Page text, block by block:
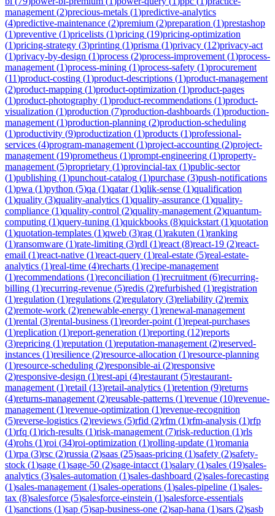
management (2)precious-metals (1)predictive-analytics
(4)predictive-maintenance (2)premium (2)preparation (1)prestashop
(1)preventive (1)pricelists (1)pricing (19)pricing-optimization
(1)pricing-strategy (3)printing (1)prisma (1)privacy (12)privacy-act
(1)privacy-by-design (1)process (2)process-improvement (1)process-
management (1)process-mining (1)process-safety (1)procurement
(11)product-costing (1)product-descriptions (1)product-management
(2)product-mapping (1)product-optimization (1)product-pages
(1)product-photography (1)product-recommendations (1)product-
visualization (1)production (7)production-dashboards (1)production-
management (1)production-planning (2)production-scheduling
(1)productivity (9)productization (1)products (1)professional-
services (4)program-management (1)project-accounting (2)project-
management (19)prometheus (1)prompt-engineering (1)property-
management (5)proprietary (1)provincial-tax (1)public-sector
(1)publishing (1)punchout-catalog (1)purchase (3)push-notifications
(1)pwa (1)python (5)qa (1)qatar(1)qlik-sense (1)qualification
(1)quality (3)quality-analytics (1)quality-assurance (1)quality-
compliance (1)quality-control (2)quality-management (2)quantum-
computing (1)query-tuning (1)quickbooks (8)quickstart (1)quotation
(1)quotation-templates (1)qweb (3)rag (1)rakuten (1)ranking
(1)ransomware (1)rate-limiting (3)rdl (1)react (8)react-19 (2)react-
email (1)react-native (1)react-query (1)real-estate (5)real-estate-
analytics (1)real-time (4)recharts (1)recipe-management
(1)recommendations (1)reconciliation (1)recruitment (6)recurring-
billing (1)recurring-revenue (5)redis (2)refurbished (1)registration
(1)regulation (1)regulations (2)regulatory (3)reliability (2)remix
(2)remote-work (2)renewable-energy (1)renewal-management
(1)rental (3)rental-business (1)reorder-point (1)repeat-purchases
(1)replication (1)report-generation (1)reporting (12)reports
(3)repricing (1)reputation (1)reputation-management (2)reserved-
instances (1)resilience (2)resource-allocation (1)resource-planning
(1)resource-scheduling (2)responsible-ai (2)responsive
(2)responsive-design (1)rest-api (4)restaurant (5)restaurant-
management (1)retail (13)retail-analytics (1)retention (9)returns
(4)returns-management (2)reusable-patterns (1)revenue (10)revenue-
management (1)revenue-optimization (1)revenue-recognition
(5)reverse-logistics (2)reviews (5)rfid (2)rfm (1)rfm-analysis (1)rfp
(1)rfq (1)rich-results (1)risk-management (7)risk-reduction (1)rls
(4)rohs (1)roi (34)roi-optimization (1)rolling-update (1)romania
(1)rpa (3)rsc (2)russia (2)saas (25)saas-pricing (1)safety (2)safety-
stock (1)sage (1)sage-50 (2)sage-intacct (1)salary (1)sales (19)sales-
analytics (3)sales-automation (1)sales-dashboard (2)sales-forecasting
(1)sales-management (1)sales-operations (1)sales-pipeline (1)sales-
tax (8)salesforce (5)salesforce-einstein (1)salesforce-essentials
(1)sanctions (1)sap (5)sap-business-one (2)sap-hana (1)sars (2)sasb